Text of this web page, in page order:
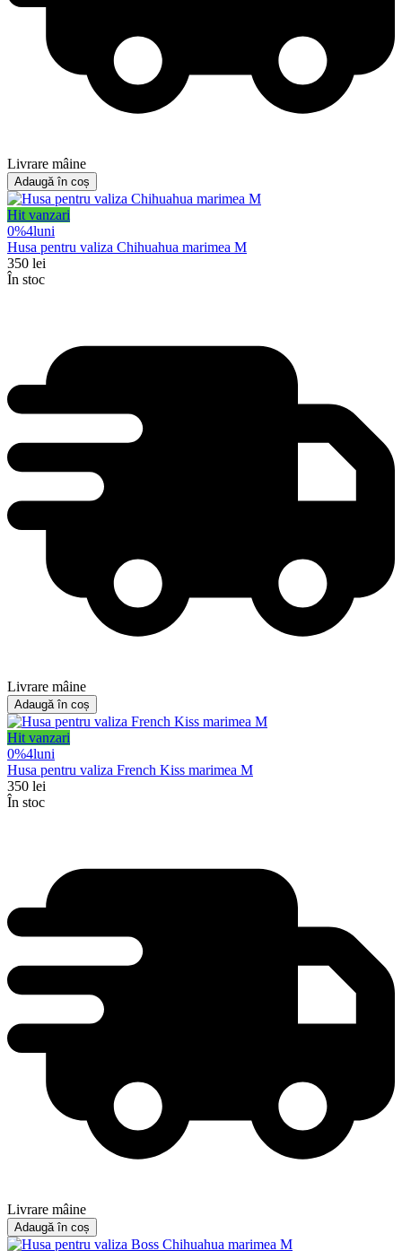
Livrare mâine
Adaugă în coș
Hit vanzari
0%4luni
Husa pentru valiza Chihuahua marimea M
350 lei
În stoc
Livrare mâine
Adaugă în coș
Hit vanzari
0%4luni
Husa pentru valiza French Kiss marimea M
350 lei
În stoc
Livrare mâine
Adaugă în coș